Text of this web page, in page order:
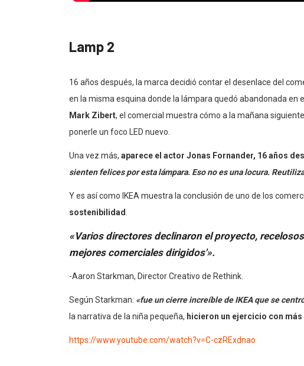
Lamp 2
16 años después, la marca decidió contar el desenlace del
en la misma esquina donde la lámpara quedó abandonada en
Mark Zibert, el comercial muestra cómo a la mañana
ponerle un foco LED nuevo.
Una vez más, aparece el actor Jonas Fornander, 16 años
sienten felices por esta lámpara. Eso no es una locura.
Y es así como IKEA muestra la conclusión de uno de los
sostenibilidad.
«Varios directores declinaron el proyecto,
mejores comerciales dirigidos'».
-Aaron Starkman, Director Creativo de Rethink.
Según Starkman: «fue un cierre increíble de IKEA que se
la narrativa de la niña pequeña, hicieron un ejercicio con
https://www.youtube.com/watch?v=C-czRExdnao